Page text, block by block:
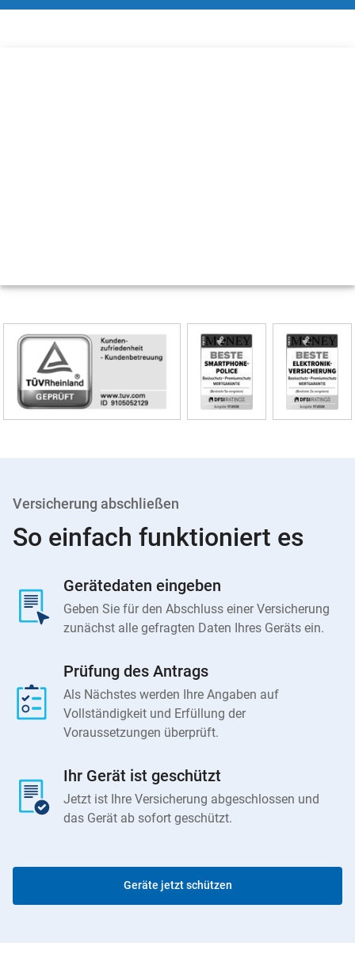
Skip
Siegel
Versicherung abschließen
So einfach funktioniert es
Gerätedaten eingeben
Geben Sie für den Abschluss einer Versicherung
zunächst alle gefragten Daten Ihres Geräts ein.
Prüfung des Antrags
Als Nächstes werden Ihre Angaben auf
Vollständigkeit und Erfüllung der
Voraussetzungen überprüft.
Ihr Gerät ist geschützt
Jetzt ist Ihre Versicherung abgeschlossen und
das Gerät ab sofort geschützt.
Geräte jetzt schützen